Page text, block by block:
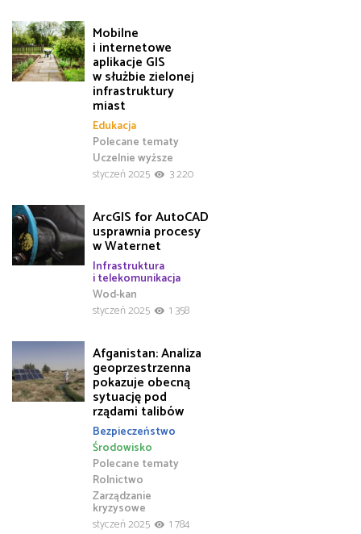
Mobilne
i internetowe
aplikacje GIS
w służbie zielonej
infrastruktury
miast
Edukacja
Polecane tematy
Uczelnie wyższe
styczeń 2025
3 220
ArcGIS for AutoCAD
usprawnia procesy
w Waternet
Infrastruktura
i telekomunikacja
Wod-kan
styczeń 2025
1 358
Afganistan: Analiza
geoprzestrzenna
pokazuje obecną
sytuację pod
rządami talibów
Bezpieczeństwo
Polecane tematy
Rolnictwo
Środowisko
Zarządzanie
kryzysowe
styczeń 2025
1 784